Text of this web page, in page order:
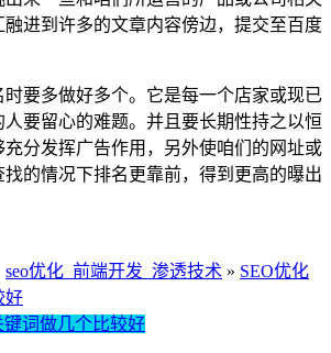
进到许多的文章内容傍边，提交至百度
要多做好多个。它是每一个店家或现已
要留心的难题。并且要长期性持之以恒
分发挥广告作用，另外使咱们的网址或
的情况下排名更靠前，得到更高的曝出
seo优化_前端开发_渗透技术 » SEO优化
好
键词做几个比较好